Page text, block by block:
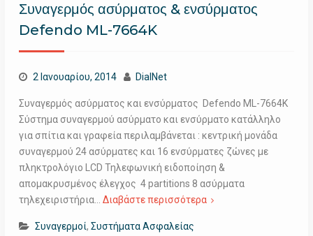
Συναγερμός ασύρματος & ενσύρματος
Defendo ML-7664K
2 Ιανουαρίου, 2014 DialNet
Συναγερμός ασύρματος και ενσύρματος Defendo ML-7664K
Σύστημα συναγερμού ασύρματο και ενσύρματο κατάλληλο
για σπίτια και γραφεία περιλαμβάνεται : κεντρική μονάδα
συναγερμού 24 ασύρματες και 16 ενσύρματες ζώνες με
πληκτρολόγιο LCD Τηλεφωνική ειδοποίηση &
απομακρυσμένος έλεγχος 4 partitions 8 ασύρματα
τηλεχειριστήρια… Διαβάστε περισσότερα
Συναγερμοί, Συστήματα Ασφαλείας